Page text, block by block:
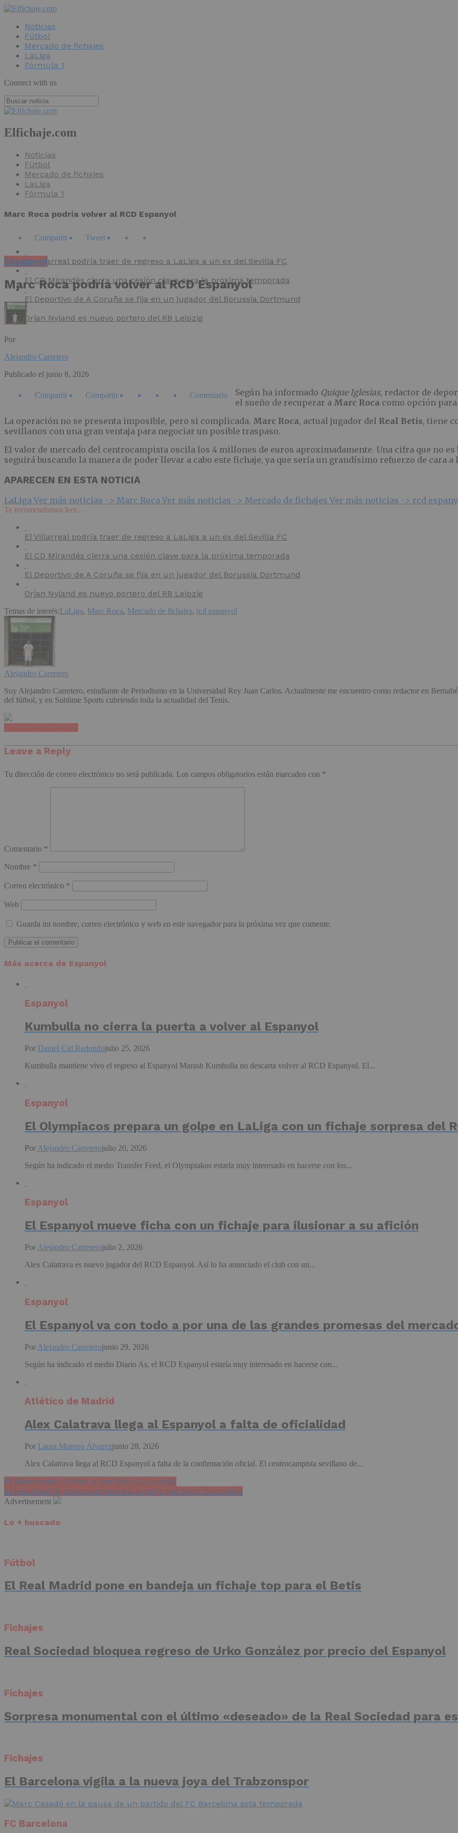
Noticias
Fútbol
Mercado de fichajes
LaLiga
Fórmula 1
Connect with us
Elfichaje.com
Noticias
Fútbol
Mercado de fichajes
LaLiga
Fórmula 1
Marc Roca podría volver al RCD Espanyol
Compartir Tweet
El Villarreal podría traer de regreso a LaLiga a un ex del Sevilla FC
El CD Mirandés cierra una cesión clave para la próxima temporada
El Deportivo de A Coruña se fija en un jugador del Borussia Dortmund
Orjan Nyland es nuevo portero del RB Leipzig
Espanyol
Marc Roca podría volver al RCD Espanyol
Por
Alejandro Carretero
Publicado el junio 8, 2026
Compartir Compartir Comentario Según ha informado Quique Iglesias, redactor de
el sueño de recuperar a Marc Roca como opción
La operación no se presenta imposible, pero si complicada. Marc Roca, actual jugador del Real Betis, tiene
sevillanos con una gran ventaja para negociar un posible traspaso.
El valor de mercado del centrocampista oscila los 4 millones de euros aproximadamente. Una cifra que no
seguirá buscando la manera de poder llevar a cabo este fichaje, ya que sería un grandísimo refuerzo de cara
APARECEN EN ESTA NOTICIA
LaLiga Ver más noticias -> Marc Roca Ver más noticias -> Mercado de fichajes Ver más noticias -> rcd
Te recomendamos leer...
El Villarreal podría traer de regreso a LaLiga a un ex del Sevilla FC
El CD Mirandés cierra una cesión clave para la próxima temporada
El Deportivo de A Coruña se fija en un jugador del Borussia Dortmund
Orjan Nyland es nuevo portero del RB Leipzig
Temas de interés:LaLiga, Marc Roca, Mercado de fichajes, rcd espanyol
Alejandro Carretero
Soy Alejandro Carretero, estudiante de Periodismo en la Universidad Rey Juan Carlos. Actualmente me encuentro como redactor en
del fútbol, y en Sublime Sports cubriendo toda la actualidad del Tenis.
Leave a Reply
Tu dirección de correo electrónico no será publicada. Los campos obligatorios están marcados con *
Comentario *
Nombre *
Correo electrónico *
Web
Guarda mi nombre, correo electrónico y web en este navegador para la próxima vez que comente.
Más acerca de Espanyol
Espanyol
Kumbulla no cierra la puerta a volver al Espanyol
Por Daniel Cid Redondojulio 25, 2026
Kumbulla mantiene vivo el regreso al Espanyol Marash Kumbulla no descarta volver al RCD Espanyol. El...
Espanyol
El Olympiacos prepara un golpe en LaLiga con un fichaje sorpresa del
Por Alejandro Carreterojulio 20, 2026
Según ha indicado el medio Transfer Feed, el Olympiakos estaría muy interesado en hacerse con los...
Espanyol
El Espanyol mueve ficha con un fichaje para ilusionar a su afición
Por Alejandro Carreterojulio 2, 2026
Alex Calatrava es nuevo jugador del RCD Espanyol. Así lo ha anunciado el club con un...
Espanyol
El Espanyol va con todo a por una de las grandes promesas del
Por Alejandro Carreterojunio 29, 2026
Según ha indicado el medio Diario As, el RCD Espanyol estaría muy interesado en hacerse con...
Atlético de Madrid
Alex Calatrava llega al Espanyol a falta de oficialidad
Por Laura Moreno Álvarezjunio 28, 2026
Alex Calatrava llega al RCD Espanyol a falta de la confirmación oficial. El centrocampista sevillano de...
El Manchester United a por Marc Cucurella
El Real Madrid podría sumarse a la puja por Marc Cucurella
Advertisement
Lo + buscado
Fútbol
El Real Madrid pone en bandeja un fichaje top para el Betis
Fichajes
Real Sociedad bloquea regreso de Urko González por precio del Espanyol
Fichajes
Sorpresa monumental con el último «deseado» de la Real Sociedad para
Fichajes
El Barcelona vigila a la nueva joya del Trabzonspor
FC Barcelona